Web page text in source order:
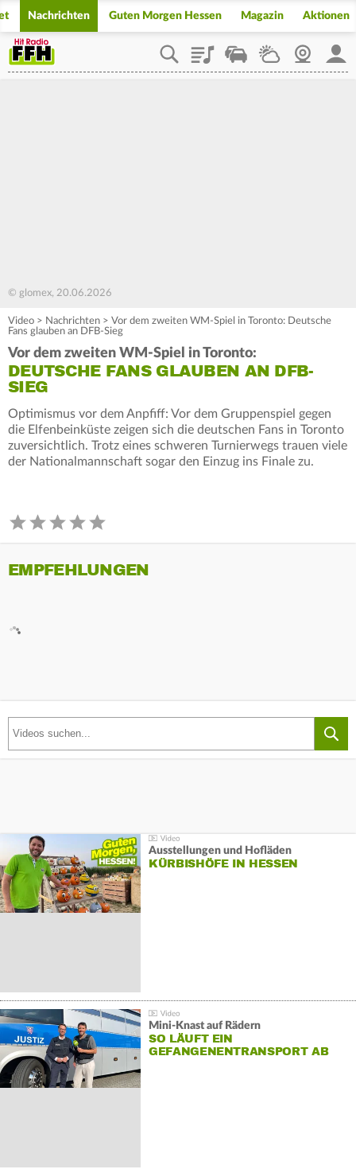
Nachrichten Guten Morgen Hessen Magazin Aktionen
PlaylistStaupilotWetterWebcam
© glomex, 20.06.2026
Video > Nachrichten > Vor dem zweiten WM-Spiel in Toronto: Deutsche
Fans glauben an DFB-Sieg
Vor dem zweiten WM-Spiel in Toronto:
DEUTSCHE FANS GLAUBEN AN DFB-
SIEG
Optimismus vor dem Anpfiff: Vor dem Gruppenspiel gegen
die Elfenbeinküste zeigen sich die deutschen Fans in Toronto
zuversichtlich. Trotz eines schweren Turnierwegs trauen viele
der Nationalmannschaft sogar den Einzug ins Finale zu.
EMPFEHLUNGEN
Ausstellungen und Hofläden
KÜRBISHÖFE IN HESSEN
Mini-Knast auf Rädern
SO LÄUFT EIN
GEFANGENENTRANSPORT AB